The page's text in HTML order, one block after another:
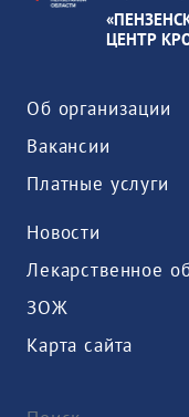
ЦЕНТР
Об организации
Вакансии
Платные услуги
Новости
Лекарственное
ЗОЖ
Карта сайта